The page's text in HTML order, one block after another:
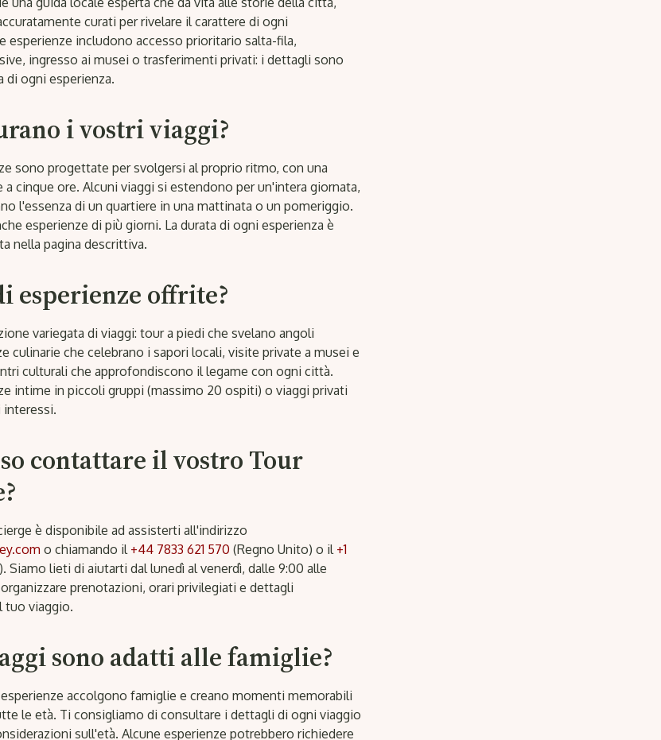
curati per rivelare il carattere di ogni
esperienze includono accesso prioritario salta-fila,
ingresso ai musei o trasferimenti privati: i dettagli sono
di ogni esperienza.
i vostri viaggi?
sono progettate per svolgersi al proprio ritmo, con una
a cinque ore. Alcuni viaggi si estendono per un'intera giornata,
l'essenza di un quartiere in una mattinata o un pomeriggio.
esperienze di più giorni. La durata di ogni esperienza è
nella pagina descrittiva.
esperienze offrite?
variegata di viaggi: tour a piedi che svelano angoli
culinarie che celebrano i sapori locali, visite private a musei e
culturali che approfondiscono il legame con ogni città.
intime in piccoli gruppi (massimo 20 ospiti) o viaggi privati
interessi.
contattare il vostro Tour
è disponibile ad assisterti all'indirizzo
o chiamando il +44 7833 621 570 (Regno Unito) o il +1
Siamo lieti di aiutarti dal lunedì al venerdì, dalle 9:00 alle
prenotazioni, orari privilegiati e dettagli
tuo viaggio.
sono adatti alle famiglie?
accolgono famiglie e creano momenti memorabili
le età. Ti consigliamo di consultare i dettagli di ogni viaggio
sull'età. Alcune esperienze potrebbero richiedere